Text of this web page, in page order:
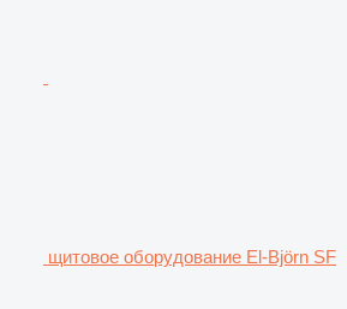
щитовое оборудование El-Björn SF